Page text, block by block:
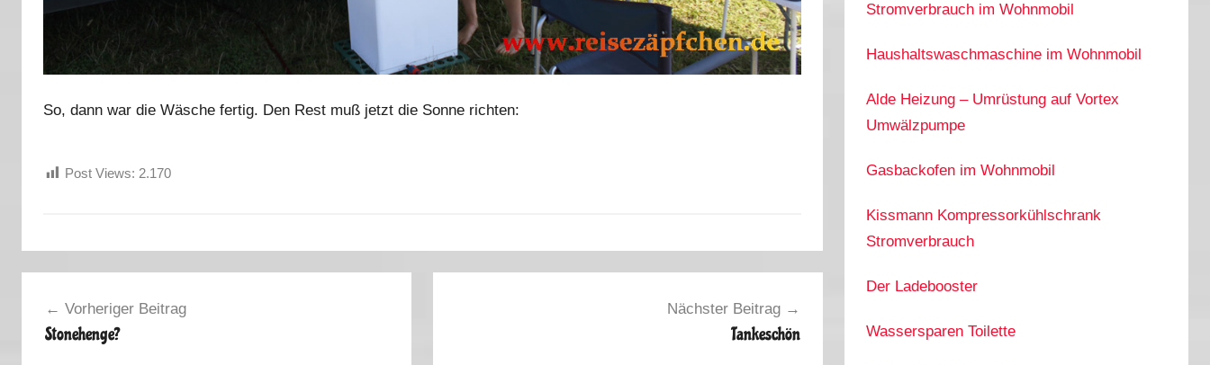
So, dann war die Wäsche fertig. Den Rest muß jetzt die Sonne richten:
Post Views: 2.170
u
s
Vorheriger Beitrag
Stonehenge?
Nächster Beitrag
Tankeschön
Stromverbrauch im Wohnmobil
Haushaltswaschmaschine im Wohnmobil
Alde Heizung – Umrüstung auf Vortex
Umwälzpumpe
Gasbackofen im Wohnmobil
Kissmann Kompressorkühlschrank
Stromverbrauch
Der Ladebooster
Wassersparen Toilette